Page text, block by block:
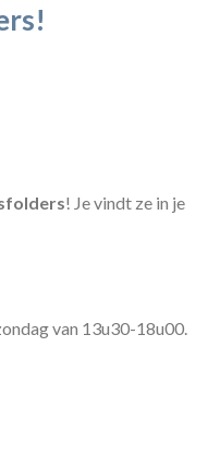
! Je vindt ze in je
van 13u30-18u00.